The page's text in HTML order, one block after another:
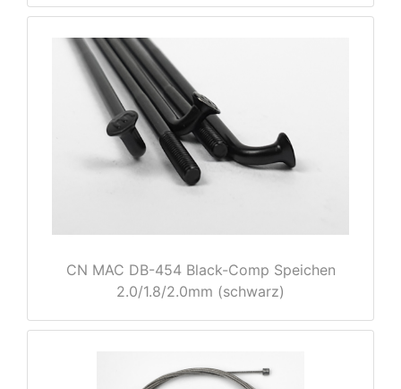
CN MAC DB-454 Black-Comp Speichen
2.0/1.8/2.0mm (schwarz)